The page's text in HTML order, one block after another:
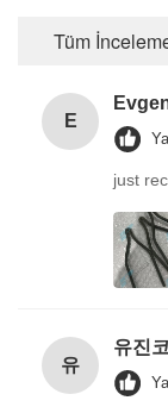
Tüm
E
just
유